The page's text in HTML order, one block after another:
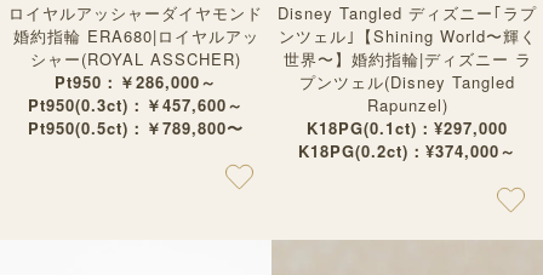
ロイヤルアッシャーダイヤモンド
婚約指輪 ERA680|ロイヤルアッ
シャー(ROYAL ASSCHER)
Pt950：￥286,000～
Pt950(0.3ct)：￥457,600～
Pt950(0.5ct)：￥789,800〜
Disney Tangled ディズニー｢ラプ
ンツェル｣【Shining World〜輝く
世界〜】婚約指輪|ディズニー ラ
プンツェル(Disney Tangled
Rapunzel)
K18PG(0.1ct)：¥297,000
K18PG(0.2ct)：¥374,000～